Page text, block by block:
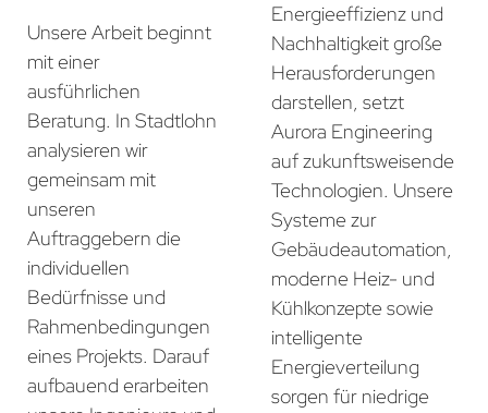
Unsere Arbeit beginnt
mit einer
ausführlichen
Beratung. In Stadtlohn
analysieren wir
gemeinsam mit
unseren
Auftraggebern die
individuellen
Bedürfnisse und
Rahmenbedingungen
eines Projekts. Darauf
aufbauend erarbeiten
Energieeffizienz und
Nachhaltigkeit große
Herausforderungen
darstellen, setzt
Aurora Engineering
auf zukunftsweisende
Technologien. Unsere
Systeme zur
Gebäudeautomation,
moderne Heiz- und
Kühlkonzepte sowie
intelligente
Energieverteilung
sorgen für niedrige